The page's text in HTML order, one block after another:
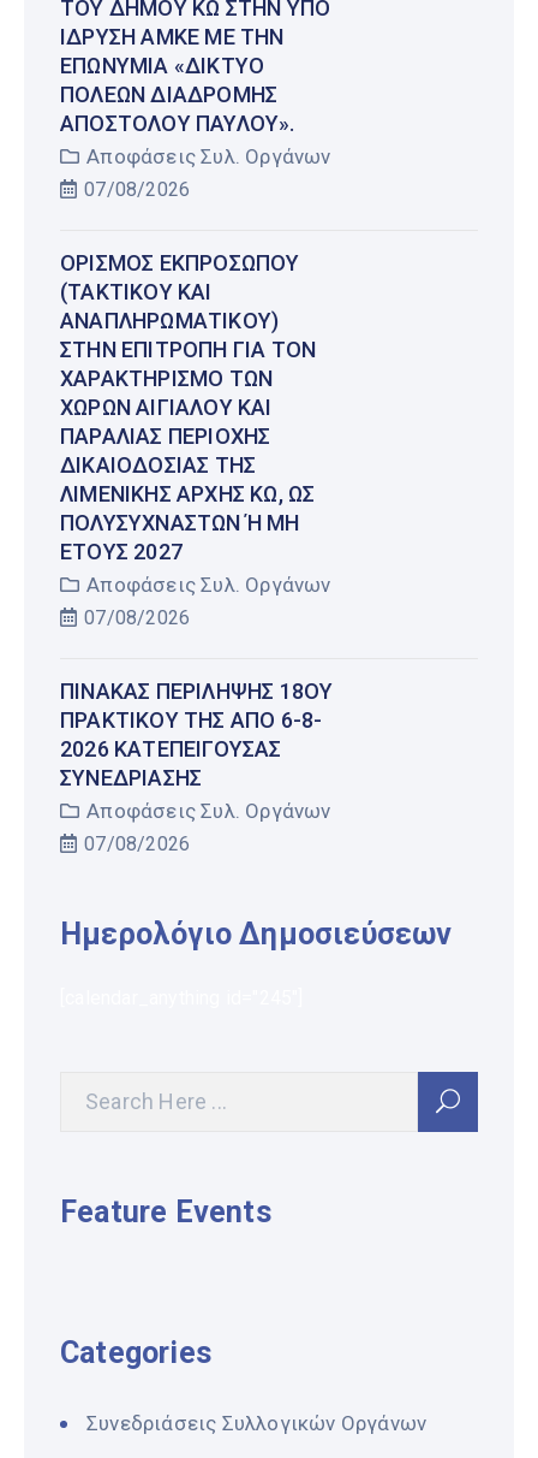
ΤΟΥ ΔΉΜΟΥ ΚΩ ΣΤΗΝ ΥΠΌ
ΊΔΡΥΣΗ ΑΜΚΕ ΜΕ ΤΗΝ
ΕΠΩΝΥΜΊΑ «ΔΊΚΤΥΟ
ΠΌΛΕΩΝ ΔΙΑΔΡΟΜΉΣ
ΑΠΟΣΤΌΛΟΥ ΠΑΎΛΟΥ».
Αποφάσεις Συλ. Οργάνων
07/08/2026
ΟΡΙΣΜΌΣ ΕΚΠΡΟΣΏΠΟΥ
(ΤΑΚΤΙΚΟΎ ΚΑΙ
ΑΝΑΠΛΗΡΩΜΑΤΙΚΟΎ)
ΣΤΗΝ ΕΠΙΤΡΟΠΉ ΓΙΑ ΤΟΝ
ΧΑΡΑΚΤΗΡΙΣΜΌ ΤΩΝ
ΧΏΡΩΝ ΑΙΓΙΑΛΟΎ ΚΑΙ
ΠΑΡΑΛΊΑΣ ΠΕΡΙΟΧΉΣ
ΔΙΚΑΙΟΔΟΣΊΑΣ ΤΗΣ
ΛΙΜΕΝΙΚΉΣ ΑΡΧΉΣ ΚΩ, ΩΣ
ΠΟΛΥΣΎΧΝΑΣΤΩΝ Ή ΜΗ Έ
ΤΟΥΣ 2027
Αποφάσεις Συλ. Οργάνων
07/08/2026
ΠΊΝΑΚΑΣ ΠΕΡΊΛΗΨΗΣ 18ΟΥ
ΠΡΑΚΤΙΚΟΎ ΤΗΣ ΑΠΌ 6-8-
2026 ΚΑΤΕΠΕΊΓΟΥΣΑΣ
ΣΥΝΕΔΡΊΑΣΗΣ
Αποφάσεις Συλ. Οργάνων
07/08/2026
Ημερολόγιο Δημοσιεύσεων
Feature Events
Categories
Συνεδριάσεις Συλλογικών Οργάνων